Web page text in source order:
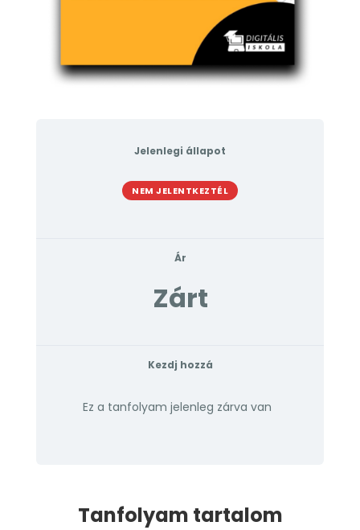
Jelenlegi állapot
NEM JELENTKEZTÉL
Ár
Zárt
Kezdj hozzá
Ez a tanfolyam jelenleg zárva van
Tanfolyam tartalom